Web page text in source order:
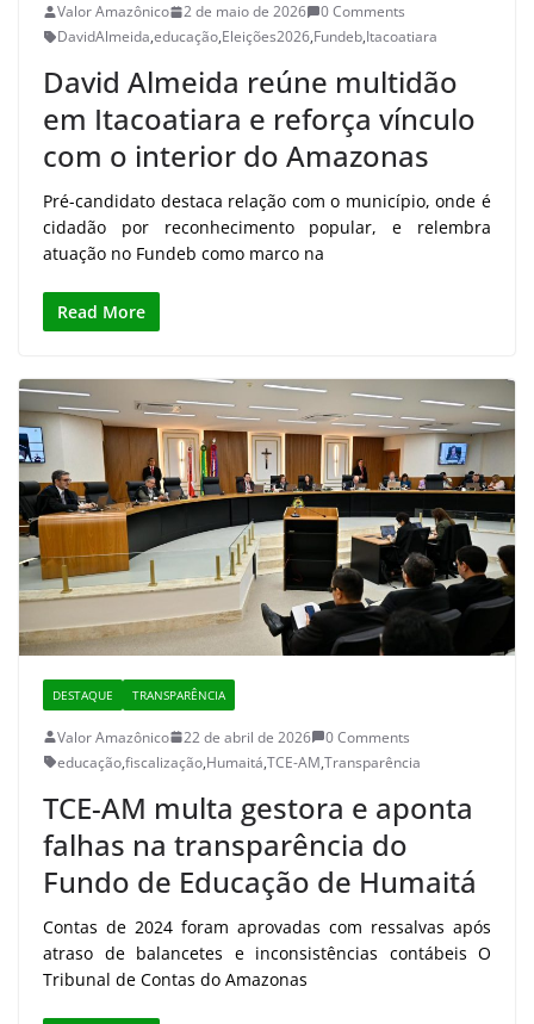
Valor Amazônico 2 de maio de 2026
0 Comments
DavidAlmeida,educação,Eleições2026,Fundeb,Itacoatiara
David Almeida reúne multidão
em Itacoatiara e reforça vínculo
com o interior do Amazonas
Pré-candidato destaca relação com o município, onde é
cidadão por reconhecimento popular, e relembra
atuação no Fundeb como marco na
Read More
DESTAQUE TRANSPARÊNCIA
Valor Amazônico 22 de abril de 2026
0 Comments
educação,fiscalização,Humaitá,TCE-AM,Transparência
TCE-AM multa gestora e aponta
falhas na transparência do
Fundo de Educação de Humaitá
Contas de 2024 foram aprovadas com ressalvas após
atraso de balancetes e inconsistências contábeis O
Tribunal de Contas do Amazonas